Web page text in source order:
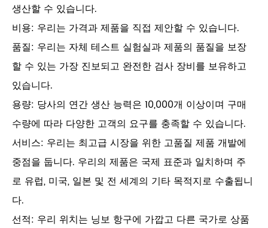
생산할 수 있습니다.
비용: 우리는 가격과 제품을 직접 제안할 수 있습니다.
품질: 우리는 자체 테스트 실험실과 제품의 품질을 보장
할 수 있는 가장 진보되고 완전한 검사 장비를 보유하고
있습니다.
용량: 당사의 연간 생산 능력은 10,000개 이상이며 구매
수량에 따라 다양한 고객의 요구를 충족할 수 있습니다.
서비스: 우리는 최고급 시장을 위한 고품질 제품 개발에
중점을 둡니다. 우리의 제품은 국제 표준과 일치하며 주
로 유럽, 미국, 일본 및 전 세계의 기타 목적지로 수출됩니
다.
선적: 우리 위치는 닝보 항구에 가깝고 다른 국가로 상품